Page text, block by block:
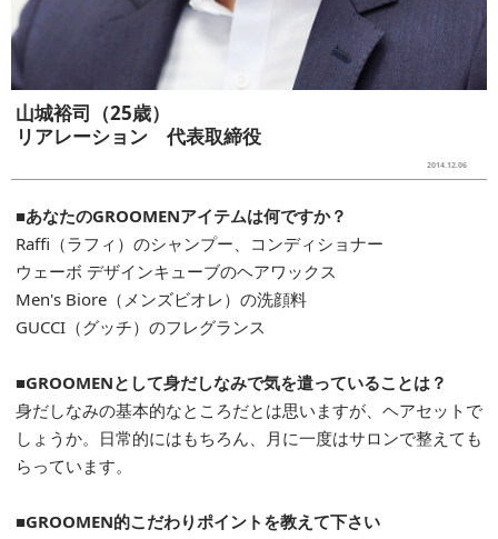
山城裕司（25歳）
リアレーション 代表取締役
2014.12.06
■あなたのGROOMENアイテムは何ですか？
Raffi（ラフィ）のシャンプー、コンディショナー
ウェーボ デザインキューブのヘアワックス
Men's Biore（メンズビオレ）の洗顔料
GUCCI（グッチ）のフレグランス
■GROOMENとして身だしなみで気を遣っていることは？
身だしなみの基本的なところだとは思いますが、ヘアセットで
しょうか。日常的にはもちろん、月に一度はサロンで整えても
らっています。
■GROOMEN的こだわりポイントを教えて下さい